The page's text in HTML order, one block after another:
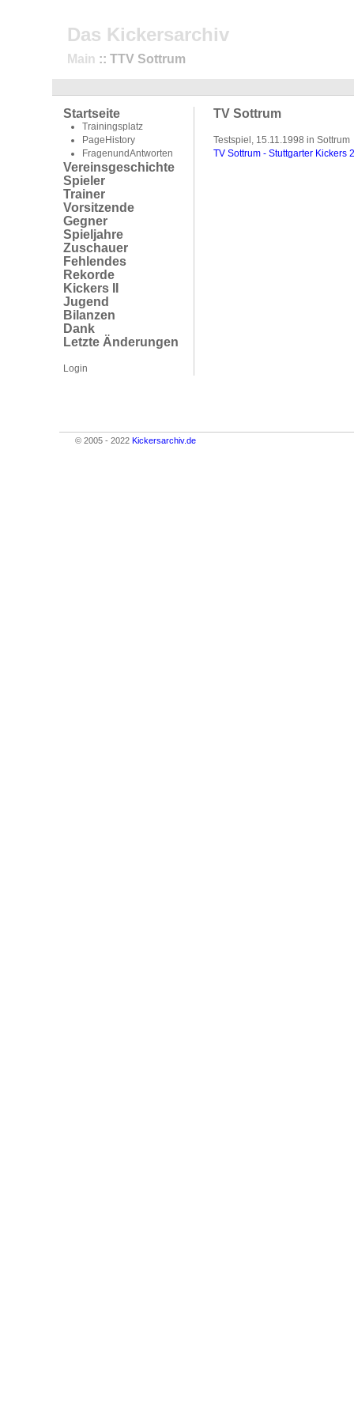
Das Kickersarchiv
Main :: TTV Sottrum
Startseite
Trainingsplatz
PageHistory
FragenundAntworten
Vereinsgeschichte
Spieler
Trainer
Vorsitzende
Gegner
Spieljahre
Zuschauer
Fehlendes
Rekorde
Kickers II
Jugend
Bilanzen
Dank
Letzte Änderungen
Login
TV Sottrum
Testspiel, 15.11.1998 in Sottrum
TV Sottrum - Stuttgarter Kickers
© 2005 - 2022 Kickersarchiv.de